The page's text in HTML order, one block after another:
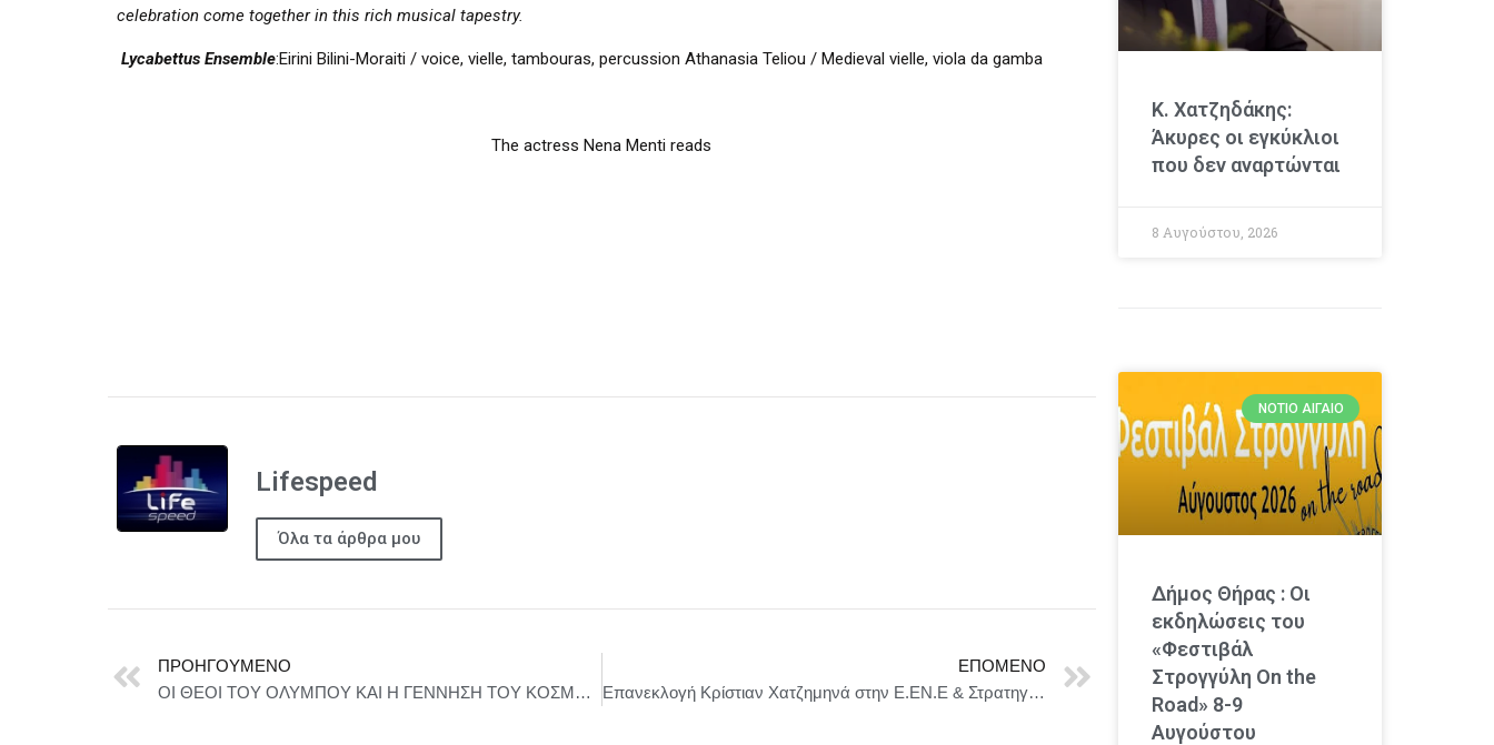
celebration come together in this rich musical tapestry.
Lycabettus Ensemble:Eirini Bilini-Moraiti / voice, vielle, tambouras, percussion Athanasia Teliou / Medieval vielle, viola da gamba
The actress Nena Menti reads
Lifespeed
Όλα τα άρθρα μου
ΠΡΟΗΓΟΎΜΕΝΟ
ΟΙ ΘΕΟΙ ΤΟΥ ΟΛΥΜΠΟΥ ΚΑΙ Η ΓΕΝΝΗΣΗ ΤΟΥ ΚΟΣΜΟΥ της Κάρμεν Ρουγγέρη – CHRISTMAS THEATER – Οκτώβριος 2025
ΕΠΌΜΕΝΟ
Επανεκλογή Κρίστιαν Χατζημηνά στην Ε.ΕΝ.Ε & Στρατηγική Διεύρυνση του ΔΣ με κορυφαίες γυναίκες επιχειρηματίες
Κ. Χατζηδάκης:
Άκυρες οι εγκύκλιοι
που δεν αναρτώνται
8 Αυγούστου, 2026
ΝΌΤΙΟ ΑΙΓΑΊΟ
Δήμος Θήρας : Οι
εκδηλώσεις του
«Φεστιβάλ
Στρογγύλη On the
Road» 8-9
Αυγούστου